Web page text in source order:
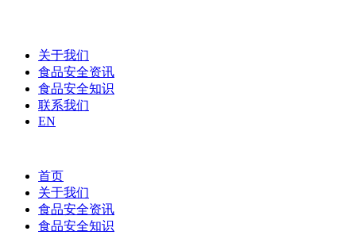
关于我们
食品安全资讯
食品安全知识
联系我们
EN
首页
关于我们
食品安全资讯
食品安全知识